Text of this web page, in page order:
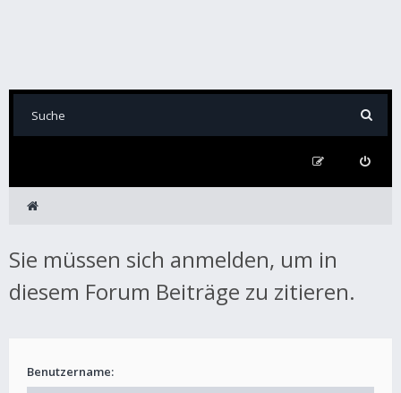
Sie müssen sich anmelden, um in
diesem Forum Beiträge zu zitieren.
Benutzername: